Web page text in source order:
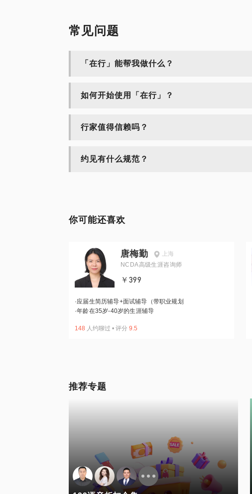
常见问题
「在行」能帮我做什么？
如何开始使用「在行」？
行家值得信赖吗？
约见有什么规范？
你可能还喜欢
唐梅勤
上海
NCDA高级生涯咨询师
￥399
·应届生简历辅导+面试辅导（带职业规划
·年龄在35岁-40岁的生涯辅导
148 人约聊过 • 评分 9.5
推荐专题